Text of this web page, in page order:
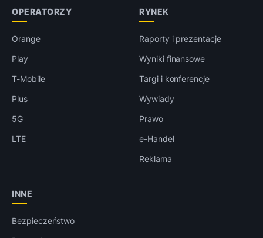
OPERATORZY
Orange
Play
T-Mobile
Plus
5G
LTE
RYNEK
Raporty i prezentacje
Wyniki finansowe
Targi i konferencje
Wywiady
Prawo
e-Handel
Reklama
INNE
Bezpieczeństwo